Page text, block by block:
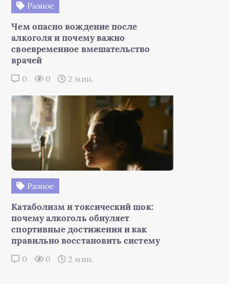
Разное
Чем опасно вождение после
алкоголя и почему важно
своевременное вмешательство
врачей
0 0 2 мин.
Разное
Катаболизм и токсический шок:
почему алкоголь обнуляет
спортивные достижения и как
правильно восстановить систему
0 0 2 мин.